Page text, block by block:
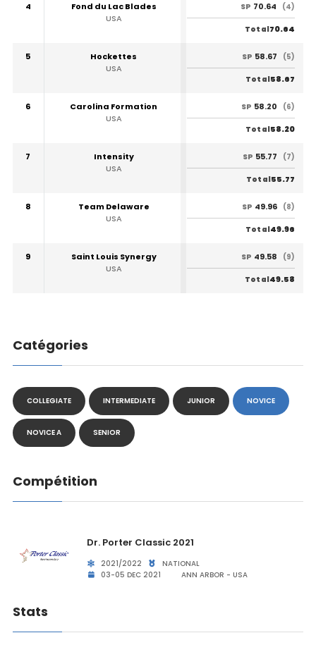
4
Fond du Lac Blades
USA
SP 70.64 (4)
Total70.64
5
Hockettes
USA
SP 58.67 (5)
Total58.67
6
Carolina Formation
USA
SP 58.20 (6)
Total58.20
7
Intensity
USA
SP 55.77 (7)
Total55.77
8
Team Delaware
USA
SP 49.96 (8)
Total49.96
9
Saint Louis Synergy
USA
SP 49.58 (9)
Total49.58
Catégories
COLLEGIATE INTERMEDIATE JUNIOR NOVICE
NOVICE A SENIOR
Compétition
Dr. Porter Classic 2021
2021/2022
NATIONAL
03-05 DEC 2021
ANN ARBOR - USA
Stats